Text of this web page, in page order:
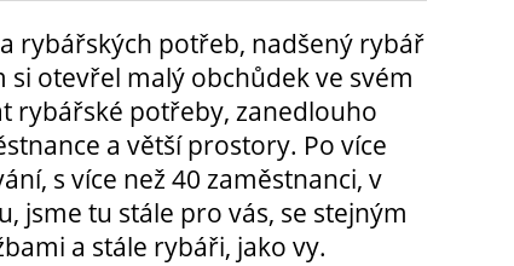
rybářských potřeb, nadšený rybář
otevřel malý obchůdek ve svém
rybářské potřeby, zanedlouho
a větší prostory. Po více
s více než 40 zaměstnanci, v
jsme tu stále pro vás, se stejným
a stále rybáři, jako vy.